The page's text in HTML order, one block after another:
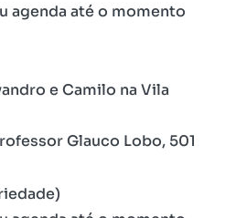
agenda até o momento
e Camilo na Vila
Glauco Lobo, 501